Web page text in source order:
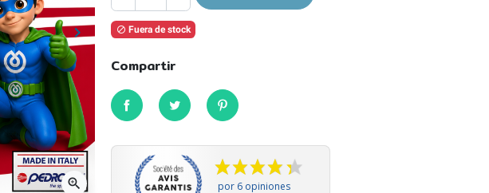
Siguiente
keyboard_arrow_right
zoom_in
 Fuera de stock
Compartir
CompartirTuitearPinterest
por 6 opiniones